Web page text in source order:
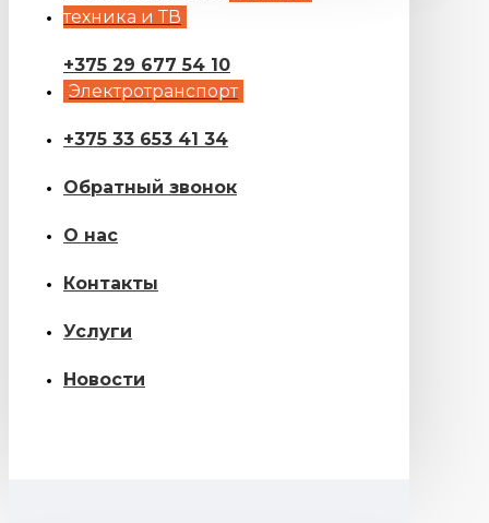
техника и ТВ
+375 29 677 54 10
Электротранспорт
+375 33 653 41 34
Обратный звонок
О нас
Контакты
Услуги
Новости